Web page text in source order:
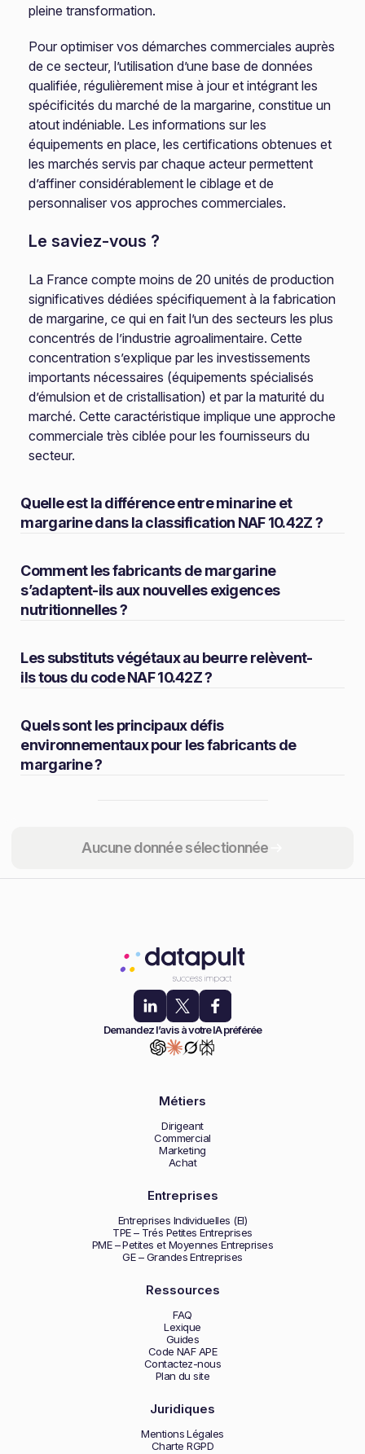
Aucune donnée sélectionnée
pleine transformation.
Pour optimiser vos démarches commerciales auprès
de ce secteur, l’utilisation d’une base de données
qualifiée, régulièrement mise à jour et intégrant les
spécificités du marché de la margarine, constitue un
atout indéniable. Les informations sur les
équipements en place, les certifications obtenues et
les marchés servis par chaque acteur permettent
d’affiner considérablement le ciblage et de
personnaliser vos approches commerciales.
Le saviez-vous ?
La France compte moins de 20 unités de production
significatives dédiées spécifiquement à la fabrication
de margarine, ce qui en fait l’un des secteurs les plus
concentrés de l’industrie agroalimentaire. Cette
concentration s’explique par les investissements
importants nécessaires (équipements spécialisés
d’émulsion et de cristallisation) et par la maturité du
marché. Cette caractéristique implique une approche
commerciale très ciblée pour les fournisseurs du
secteur.
Quelle est la différence entre minarine et
margarine dans la classification NAF 10.42Z ?
Comment les fabricants de margarine
s’adaptent-ils aux nouvelles exigences
nutritionnelles ?
Les substituts végétaux au beurre relèvent-
ils tous du code NAF 10.42Z ?
Quels sont les principaux défis
environnementaux pour les fabricants de
margarine ?
Partager
Demandez l’avis à votre IA préférée
Métiers
Dirigeant
Commercial
Marketing
Achat
Entreprises
Entreprises Individuelles (EI)
TPE – Trés Petites Entreprises
PME – Petites et Moyennes Entreprises
GE – Grandes Entreprises
Ressources
FAQ
Lexique
Guides
Code NAF APE
Contactez-nous
Plan du site
Juridiques
Mentions Légales
Charte RGPD